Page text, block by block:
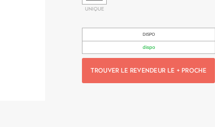
UNIQUE
DISPO
dispo
TROUVER LE REVENDEUR LE + PROCHE